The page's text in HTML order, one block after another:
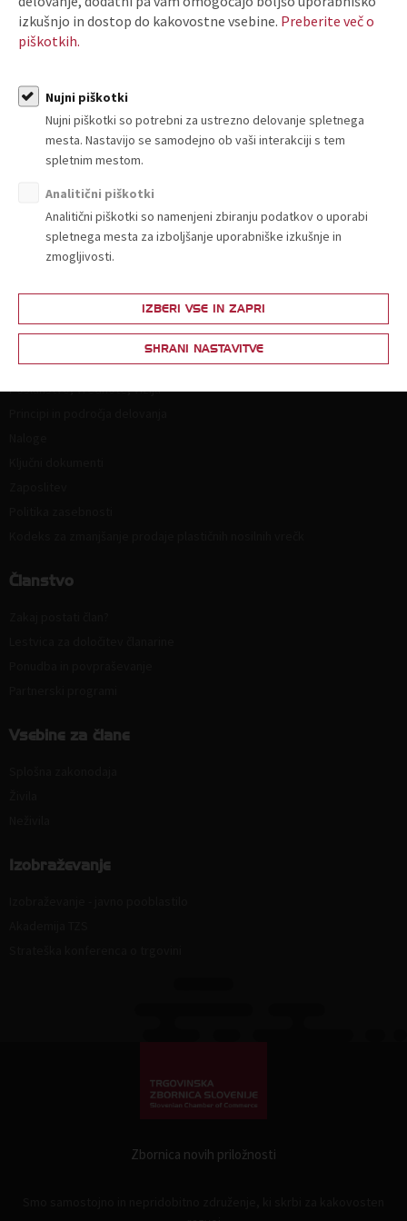
POSTANI ČLAN
ARHIV T-INFORMACIJ
Organiziranost
Strokovne komisije in sekcije
Poslanstvo, vrednote, vizija
Članstvo
Vsebine za člane
Izobraževanje
Zbornica novih priložnosti
izkušnjo in dostop do kakovostne vsebine. Preberite več o
piškotkih.
Nujni piškotki
Nujni piškotki so potrebni za ustrezno delovanje spletnega
mesta. Nastavijo se samodejno ob vaši interakciji s tem
spletnim mestom.
Analitični piškotki
Analitični piškotki so namenjeni zbiranju podatkov o uporabi
spletnega mesta za izboljšanje uporabniške izkušnje in
zmogljivosti.
IZBERI VSE IN ZAPRI
SHRANI NASTAVITVE